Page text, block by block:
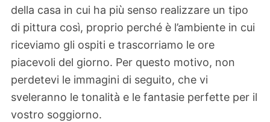
della casa in cui ha più senso realizzare un tipo
di pittura così, proprio perché è l’ambiente in cui
riceviamo gli ospiti e trascorriamo le ore
piacevoli del giorno. Per questo motivo, non
perdetevi le immagini di seguito, che vi
sveleranno le tonalità e le fantasie perfette per il
vostro soggiorno.